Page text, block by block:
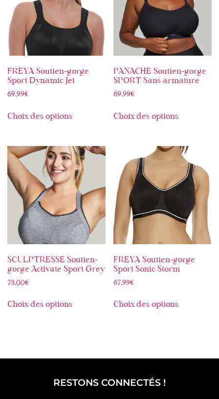
FREYA Soutien-gorge
Sport Dynamic Jet
69,99€
Choix des options
PANACHE Soutien-gorge
SPORT Sans armature
69,99€
Choix des options
SCULPTRESSE Soutien-
gorge Activate Sport Grey
73,00€
Choix des options
FREYA Soutien-gorge
Sport Sonic Storm
67,99€
Choix des options
RESTONS CONNECTÉS !